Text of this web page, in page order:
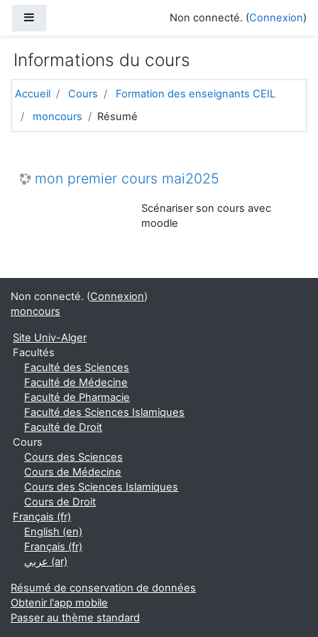
Non connecté. (Connexion)
Informations du cours
Accueil Cours
Formation des enseignants CEIL
moncours
Résumé
mon premier cours mai2025
Scénariser son cours avec
moodle
Non connecté. (Connexion)
moncours
Site Univ-Alger
Facultés
Faculté des Sciences
Faculté de Médecine
Faculté de Pharmacie
Faculté des Sciences Islamiques
Faculté de Droit
Cours
Cours des Sciences
Cours de Médecine
Cours des Sciences Islamiques
Cours de Droit
Français ‎(fr)‎
English ‎(en)‎
Français ‎(fr)‎
عربي ‎(ar)‎
Résumé de conservation de données
Obtenir l'app mobile
Passer au thème standard